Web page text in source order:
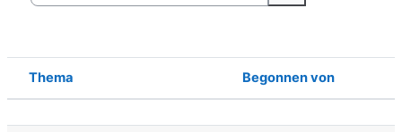
Foren
Status
Thema Begonnen von